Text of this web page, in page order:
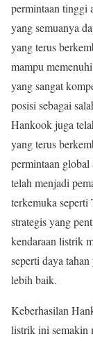
permintaan tinggi
yang semuanya
yang terus
mampu
yang sangat
posisi sebagai
Hankook juga
yang terus
permintaan
telah menjadi
terkemuka
strategis yang
kendaraan listrik
seperti daya
lebih baik.
Keberhasilan
listrik ini semakin